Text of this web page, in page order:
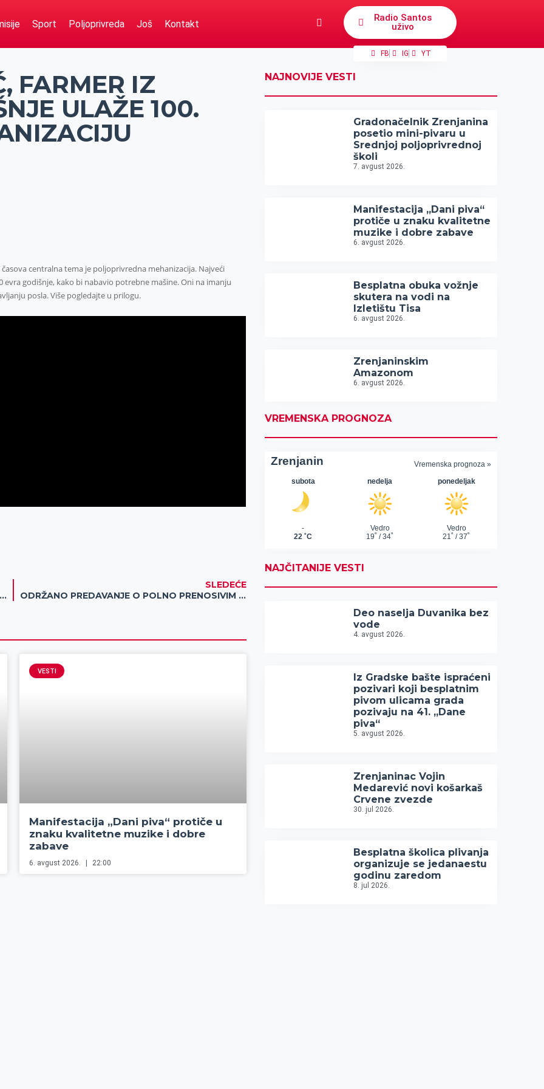
Sport Poljoprivreda Još Kontakt
Radio Santos
uživo
FB IG YT
FARMER IZ
ULAŽE 100.
centralna tema je poljoprivredna mehanizacija. Najveći
evra godišnje, kako bi nabavio potrebne mašine. Oni na imanju
posla. Više pogledajte u prilogu.
Kompletna isključenja struje 30. novembra u dva mesta
SLEDEĆE
ODRŽANO PREDAVANJE O POLNO PRENOSIVIM BOLESTIMA
VESTI
Manifestacija „Dani piva“ protiče u
znaku kvalitetne muzike i dobre
zabave
6. avgust 2026. 22:00
NAJNOVIJE VESTI
Gradonačelnik Zrenjanina
posetio mini-pivaru u
Srednjoj poljoprivrednoj
školi
7. avgust 2026.
Manifestacija „Dani piva“
protiče u znaku kvalitetne
muzike i dobre zabave
6. avgust 2026.
Besplatna obuka vožnje
skutera na vodi na
Izletištu Tisa
6. avgust 2026.
Zrenjaninskim
Amazonom
6. avgust 2026.
VREMENSKA PROGNOZA
NAJČITANIJE VESTI
Deo naselja Duvanika bez
vode
4. avgust 2026.
Iz Gradske bašte ispraćeni
pozivari koji besplatnim
pivom ulicama grada
pozivaju na 41. „Dane
piva“
5. avgust 2026.
Zrenjaninac Vojin
Medarević novi košarkaš
Crvene zvezde
30. jul 2026.
Besplatna školica plivanja
organizuje se jedanaestu
godinu zaredom
8. jul 2026.